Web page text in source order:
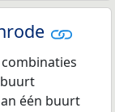
één buurt